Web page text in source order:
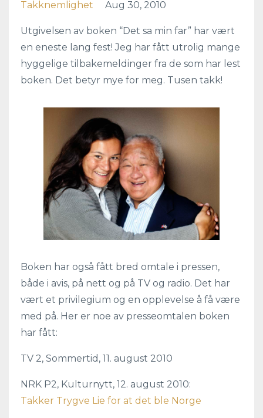
Takknemlighet Aug 30, 2010
Utgivelsen av boken “Det sa min far” har vært
en eneste lang fest! Jeg har fått utrolig mange
hyggelige tilbakemeldinger fra de som har lest
boken. Det betyr mye for meg. Tusen takk!
Boken har også fått bred omtale i pressen,
både i avis, på nett og på TV og radio. Det har
vært et privilegium og en opplevelse å få være
med på. Her er noe av presseomtalen boken
har fått:
TV 2, Sommertid, 11. august 2010
NRK P2, Kulturnytt, 12. august 2010:
Takker Trygve Lie for at det ble Norge